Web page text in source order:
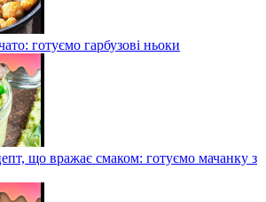
готуємо гарбузові ньоки
що вражає смаком: готуємо мачанку з